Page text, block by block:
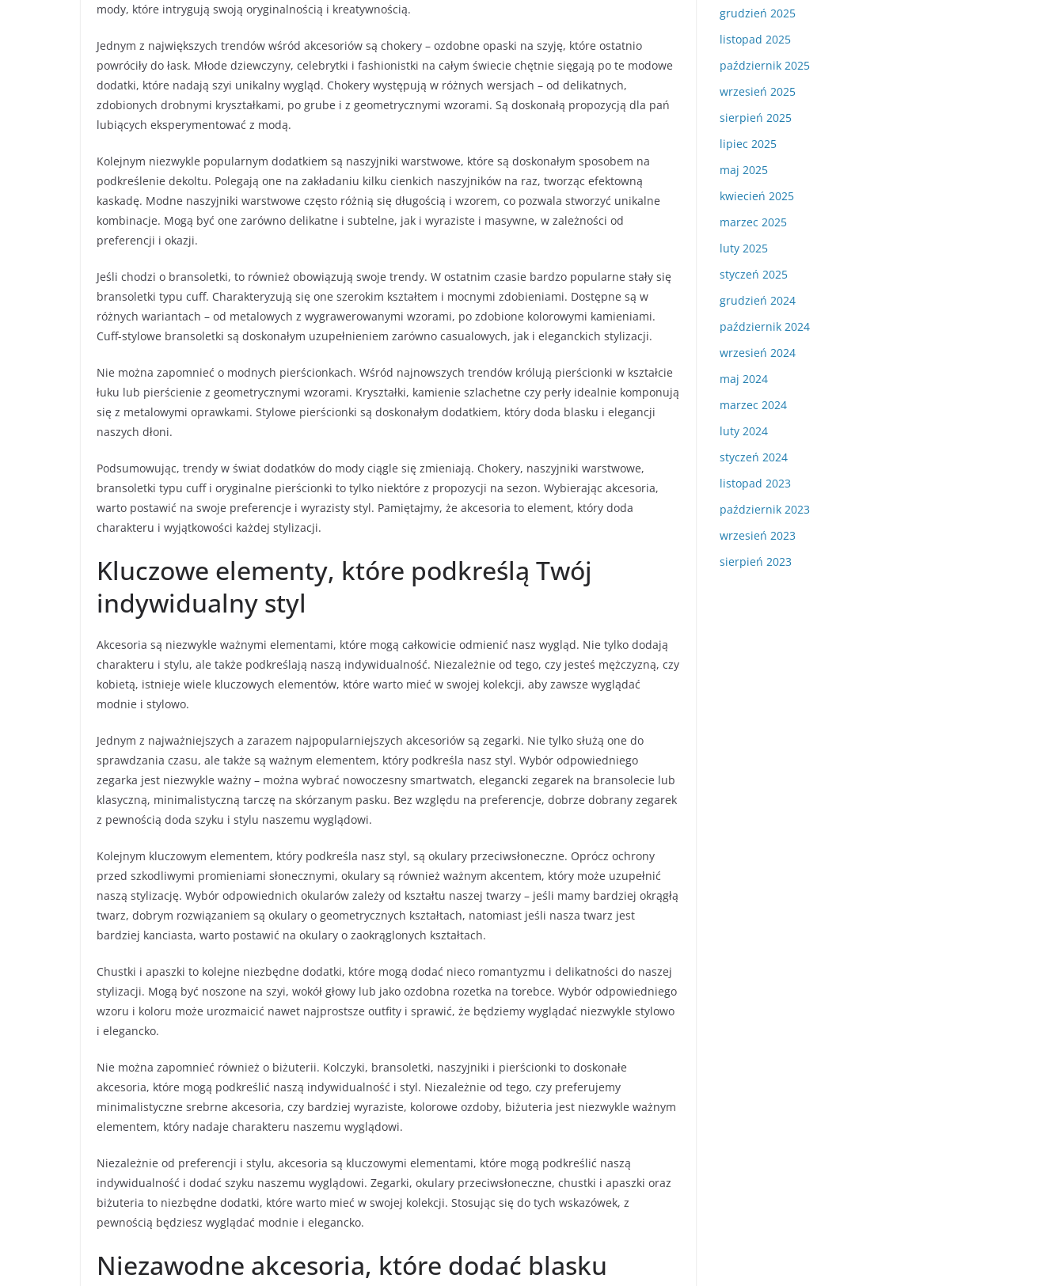
mody, które intrygują swoją oryginalnością i kreatywnością.
Jednym z największych trendów wśród akcesoriów są chokery – ozdobne opaski na szyję, które ostatnio
powróciły do łask. Młode dziewczyny, celebrytki i fashionistki na całym świecie chętnie sięgają po te modowe
dodatki, które nadają szyi unikalny wygląd. Chokery występują w różnych wersjach – od delikatnych,
zdobionych drobnymi kryształkami, po grube i z geometrycznymi wzorami. Są doskonałą propozycją dla pań
lubiących eksperymentować z modą.
Kolejnym niezwykle popularnym dodatkiem są naszyjniki warstwowe, które są doskonałym sposobem na
podkreślenie dekoltu. Polegają one na zakładaniu kilku cienkich naszyjników na raz, tworząc efektowną
kaskadę. Modne naszyjniki warstwowe często różnią się długością i wzorem, co pozwala stworzyć unikalne
kombinacje. Mogą być one zarówno delikatne i subtelne, jak i wyraziste i masywne, w zależności od
preferencji i okazji.
Jeśli chodzi o bransoletki, to również obowiązują swoje trendy. W ostatnim czasie bardzo popularne stały się
bransoletki typu cuff. Charakteryzują się one szerokim kształtem i mocnymi zdobieniami. Dostępne są w
różnych wariantach – od metalowych z wygrawerowanymi wzorami, po zdobione kolorowymi kamieniami.
Cuff-stylowe bransoletki są doskonałym uzupełnieniem zarówno casualowych, jak i eleganckich stylizacji.
Nie można zapomnieć o modnych pierścionkach. Wśród najnowszych trendów królują pierścionki w kształcie
łuku lub pierścienie z geometrycznymi wzorami. Kryształki, kamienie szlachetne czy perły idealnie komponują
się z metalowymi oprawkami. Stylowe pierścionki są doskonałym dodatkiem, który doda blasku i elegancji
naszych dłoni.
Podsumowując, trendy w świat dodatków do mody ciągle się zmieniają. Chokery, naszyjniki warstwowe,
bransoletki typu cuff i oryginalne pierścionki to tylko niektóre z propozycji na sezon. Wybierając akcesoria,
warto postawić na swoje preferencje i wyrazisty styl. Pamiętajmy, że akcesoria to element, który doda
charakteru i wyjątkowości każdej stylizacji.
Kluczowe elementy, które podkreślą Twój
indywidualny styl
Akcesoria są niezwykle ważnymi elementami, które mogą całkowicie odmienić nasz wygląd. Nie tylko dodają
charakteru i stylu, ale także podkreślają naszą indywidualność. Niezależnie od tego, czy jesteś mężczyzną, czy
kobietą, istnieje wiele kluczowych elementów, które warto mieć w swojej kolekcji, aby zawsze wyglądać
modnie i stylowo.
Jednym z najważniejszych a zarazem najpopularniejszych akcesoriów są zegarki. Nie tylko służą one do
sprawdzania czasu, ale także są ważnym elementem, który podkreśla nasz styl. Wybór odpowiedniego
zegarka jest niezwykle ważny – można wybrać nowoczesny smartwatch, elegancki zegarek na bransolecie lub
klasyczną, minimalistyczną tarczę na skórzanym pasku. Bez względu na preferencje, dobrze dobrany zegarek
z pewnością doda szyku i stylu naszemu wyglądowi.
Kolejnym kluczowym elementem, który podkreśla nasz styl, są okulary przeciwsłoneczne. Oprócz ochrony
przed szkodliwymi promieniami słonecznymi, okulary są również ważnym akcentem, który może uzupełnić
naszą stylizację. Wybór odpowiednich okularów zależy od kształtu naszej twarzy – jeśli mamy bardziej okrągłą
twarz, dobrym rozwiązaniem są okulary o geometrycznych kształtach, natomiast jeśli nasza twarz jest
bardziej kanciasta, warto postawić na okulary o zaokrąglonych kształtach.
Chustki i apaszki to kolejne niezbędne dodatki, które mogą dodać nieco romantyzmu i delikatności do naszej
stylizacji. Mogą być noszone na szyi, wokół głowy lub jako ozdobna rozetka na torebce. Wybór odpowiedniego
wzoru i koloru może urozmaicić nawet najprostsze outfity i sprawić, że będziemy wyglądać niezwykle stylowo
i elegancko.
Nie można zapomnieć również o biżuterii. Kolczyki, bransoletki, naszyjniki i pierścionki to doskonałe
akcesoria, które mogą podkreślić naszą indywidualność i styl. Niezależnie od tego, czy preferujemy
minimalistyczne srebrne akcesoria, czy bardziej wyraziste, kolorowe ozdoby, biżuteria jest niezwykle ważnym
elementem, który nadaje charakteru naszemu wyglądowi.
Niezależnie od preferencji i stylu, akcesoria są kluczowymi elementami, które mogą podkreślić naszą
indywidualność i dodać szyku naszemu wyglądowi. Zegarki, okulary przeciwsłoneczne, chustki i apaszki oraz
biżuteria to niezbędne dodatki, które warto mieć w swojej kolekcji. Stosując się do tych wskazówek, z
pewnością będziesz wyglądać modnie i elegancko.
Niezawodne akcesoria, które dodać blasku
grudzień 2025
listopad 2025
październik 2025
wrzesień 2025
sierpień 2025
lipiec 2025
maj 2025
kwiecień 2025
marzec 2025
luty 2025
styczeń 2025
grudzień 2024
październik 2024
wrzesień 2024
maj 2024
marzec 2024
luty 2024
styczeń 2024
listopad 2023
październik 2023
wrzesień 2023
sierpień 2023